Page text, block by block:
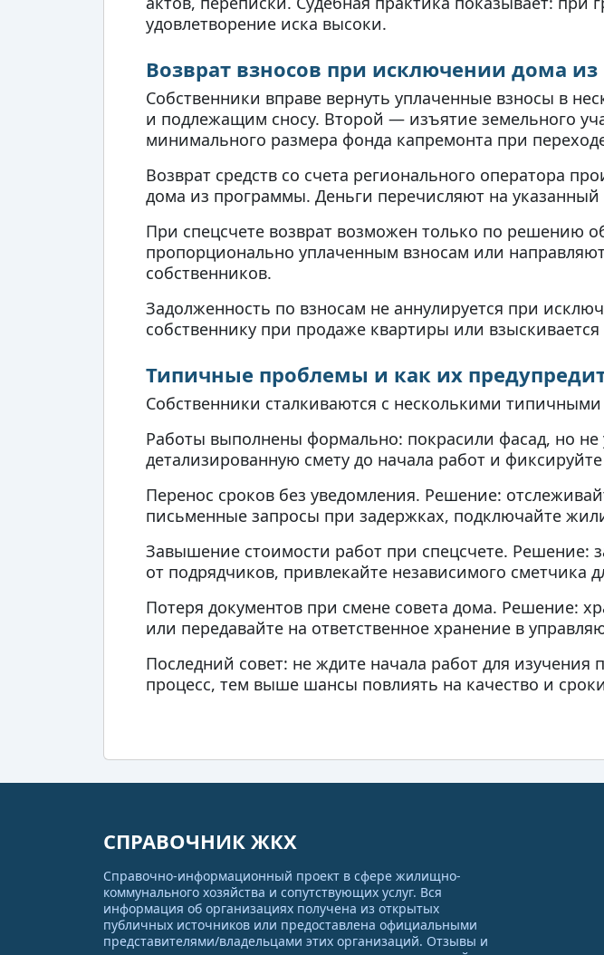
удовлетворение иска высоки.
Возврат взносов при исключении дома
Собственники вправе вернуть уплаченные взносы в
и подлежащим сносу. Второй — изъятие земельного
минимального размера фонда капремонта при
Возврат средств со счета регионального оператора
дома из программы. Деньги перечисляют на указанный
При спецсчете возврат возможен только по решению
пропорционально уплаченным взносам или
собственников.
Задолженность по взносам не аннулируется при
собственнику при продаже квартиры или
Типичные проблемы и как их
Собственники сталкиваются с несколькими
Работы выполнены формально: покрасили фасад, но
детализированную смету до начала работ и
Перенос сроков без уведомления. Решение:
письменные запросы при задержках, подключайте
Завышение стоимости работ при спецсчете.
от подрядчиков, привлекайте независимого сметчика
Потеря документов при смене совета дома. Решение:
или передавайте на ответственное хранение в
Последний совет: не ждите начала работ для
процесс, тем выше шансы повлиять на качество и
СПРАВОЧНИК ЖКХ
Справочно-информационный проект в сфере жилищно-
коммунального хозяйства и сопутствующих услуг. Вся
информация об организациях получена из открытых
публичных источников или предоставлена официальными
представителями/владельцами этих организаций. Отзывы и